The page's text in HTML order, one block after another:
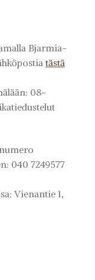
Bjarmia-
tästä
08-
040 7249577
Vienantie 1,